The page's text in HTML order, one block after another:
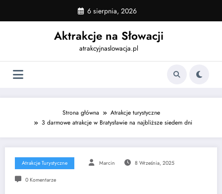
content
6 sierpnia, 2026
Aktrakcje na Słowacji
atrakcyjnaslowacja.pl
Strona główna
Atrakcje turystyczne
3 darmowe atrakcje w Bratysławie na najbliższe siedem dni
Atrakcje Turystyczne Marcin 8 Września, 2025
0 Komentarze